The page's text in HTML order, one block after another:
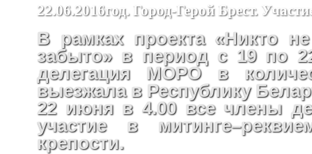
22.06.2016год. Город-Герой Брест.
В рамках проекта «Никто
забыто» в период с 19 по
делегация МОРО в
выезжала в Республику
22 июня в 4.00 все члены
участие в
крепости.